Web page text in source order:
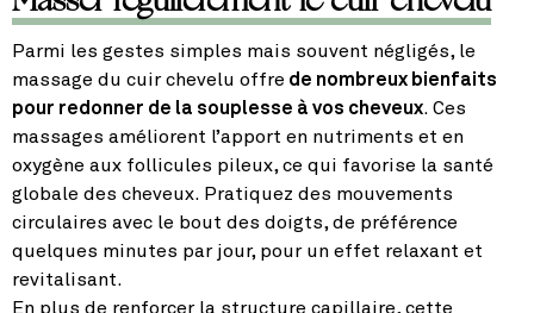
Parmi les gestes simples mais souvent négligés, le
massage du cuir chevelu offre de nombreux bienfaits
pour redonner de la souplesse à vos cheveux. Ces
massages améliorent l’apport en nutriments et en
oxygène aux follicules pileux, ce qui favorise la santé
globale des cheveux. Pratiquez des mouvements
circulaires avec le bout des doigts, de préférence
quelques minutes par jour, pour un effet relaxant et
revitalisant.
En plus de renforcer la structure capillaire, cette